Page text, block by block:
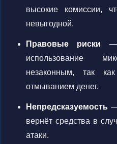
высокие комиссии,
невыгодной.
Правовые риски —
использование
незаконным, так
отмыванием денег.
Непредсказуемость —
вернёт средства в
атаки.